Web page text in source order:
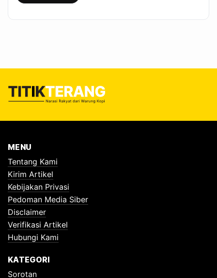
MENU
Tentang Kami
Kirim Artikel
Kebijakan Privasi
Pedoman Media Siber
Disclaimer
Verifikasi Artikel
Hubungi Kami
KATEGORI
Sorotan